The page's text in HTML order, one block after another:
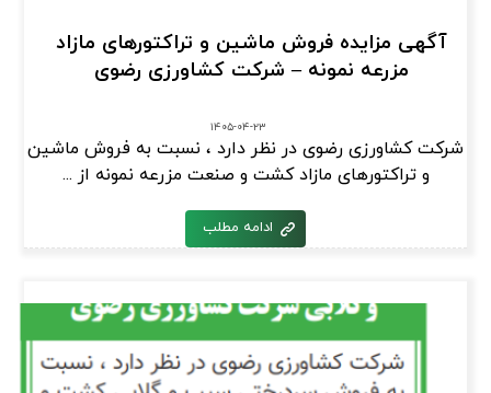
آگهی مزایده فروش ماشین و تراکتورهای مازاد
مزرعه نمونه – شرکت کشاورزی رضوی
۱۴۰۵-۰۴-۲۳
شرکت کشاورزی رضوی در نظر دارد ، نسبت به فروش ماشین
و تراکتورهای مازاد کشت و صنعت مزرعه نمونه از ...
ادامه مطلب